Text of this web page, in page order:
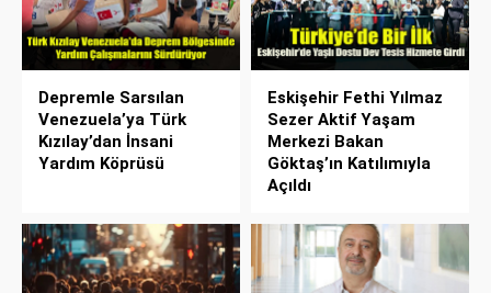
Depremle Sarsılan
Venezuela’ya Türk
Kızılay’dan İnsani
Yardım Köprüsü
Eskişehir Fethi Yılmaz
Sezer Aktif Yaşam
Merkezi Bakan
Göktaş’ın Katılımıyla
Açıldı